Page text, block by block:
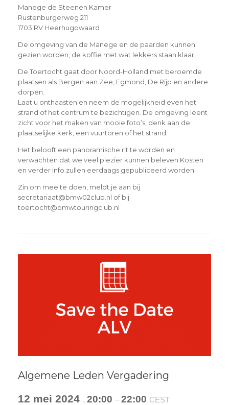
Manege de Steenen Kamer
Rustenburgerweg 211
1703 RV Heerhugowaard
De omgeving van de Manege en de paarden kunnen
gezien worden, de koffie met wat lekkers staan klaar.
De Toertocht gaat door Noord-Holland met beroemde
plaatsen als Bergen aan Zee, Egmond, De Rijp en andere
dorpen.
Laat u onthaasten en neem de mogelijkheid even het
strand of het centrum te bezichtigen. De omgeving leent
zicht voor het maken van mooie foto’s, denk aan de
plaatselijke kerk, een vuurtoren of het strand.
Het belooft een panoramische rit te worden en
verwachten dat we veel plezier kunnen beleven.Kosten
en verder info zullen eerdaags gepubliceerd worden.
Zin om mee te doen, meldt je aan bij
secretariaat@bmw02club.nl of bij
toertocht@bmwtouringclub.nl
Algemene Leden Vergadering
12 mei 2024 , 20:00 – 22:00 CEST